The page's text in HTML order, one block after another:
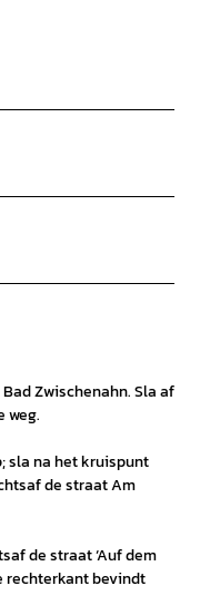
Zwischenahn. Sla af
weg.
sla na het kruispunt
de straat Am
de straat ‘Auf dem
rechterkant bevindt